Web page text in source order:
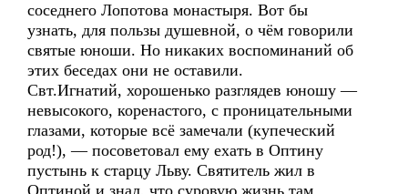
соседнего Лопотова монастыря. Вот бы
узнать, для пользы душевной, о чём говорили
святые юноши. Но никаких воспоминаний об
этих беседах они не оставили.
Свт.Игнатий, хорошенько разглядев юношу —
невысокого, коренастого, с проницательными
глазами, которые всё замечали (купеческий
род!), — посоветовал ему ехать в Оптину
пустынь к старцу Льву. Святитель жил в
Оптиной и знал, что суровую жизнь там